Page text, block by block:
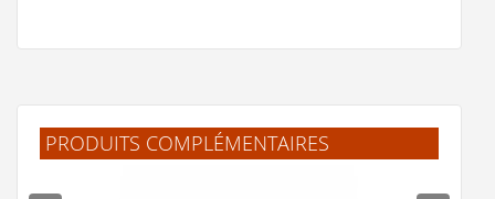
Porte-serviettes pour lave-mains Edwardian Chromé
PRODUITS COMPLÉMENTAIRES